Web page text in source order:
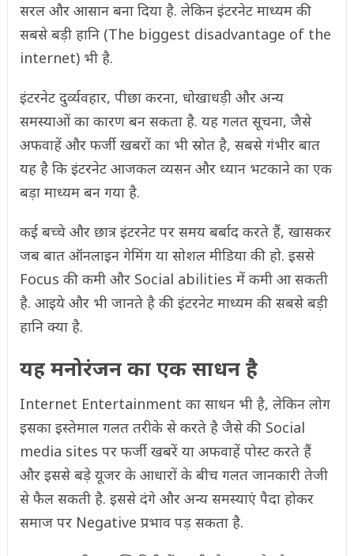
सरल और आसान बना दिया है. लेकिन इंटरनेट माध्यम की
सबसे बड़ी हानि (The biggest disadvantage of the
internet) भी है.
इंटरनेट दुर्व्यवहार, पीछा करना, धोखाधड़ी और अन्य
समस्याओं का कारण बन सकता है. यह गलत सूचना, जैसे
अफवाहें और फर्जी खबरों का भी स्रोत है, सबसे गंभीर बात
यह है कि इंटरनेट आजकल व्यसन और ध्यान भटकाने का एक
बड़ा माध्यम बन गया है.
कई बच्चे और छात्र इंटरनेट पर समय बर्बाद करते हैं, खासकर
जब बात ऑनलाइन गेमिंग या सोशल मीडिया की हो. इससे
Focus की कमी और Social abilities में कमी आ सकती
है. आइये और भी जानते है की इंटरनेट माध्यम की सबसे बड़ी
हानि क्या है.
यह मनोरंजन का एक साधन है
Internet Entertainment का साधन भी है, लेकिन लोग
इसका इस्तेमाल गलत तरीके से करते है जैसे की Social
media sites पर फर्जी खबरें या अफवाहें पोस्ट करते हैं
और इससे बड़े यूजर के आधारों के बीच गलत जानकारी तेजी
से फैल सकती है. इससे दंगे और अन्य समस्याएं पैदा होकर
समाज पर Negative प्रभाव पड़ सकता है.